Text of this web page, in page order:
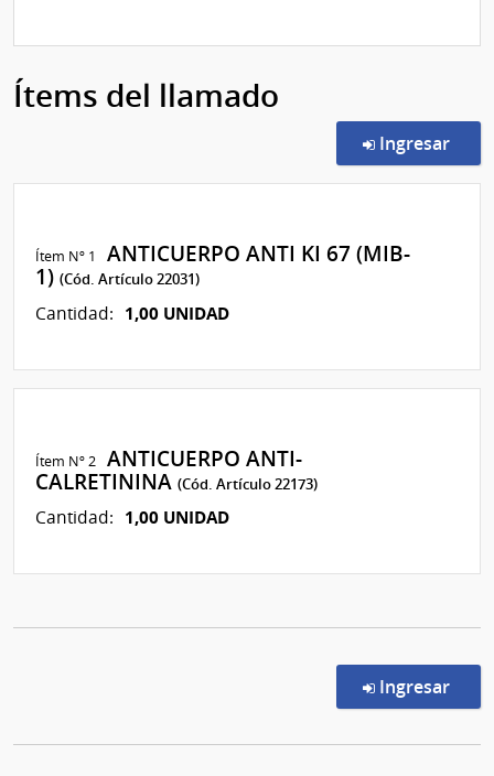
Ítems del llamado
Ingresar
Ítem Nº 1
ANTICUERPO ANTI KI 67 (MIB-
1)(Cód. Artículo 22031)
Cantidad: 1,00 UNIDAD
Ítem Nº 2 ANTICUERPO ANTI-
CALRETININA(Cód. Artículo 22173)
Cantidad: 1,00 UNIDAD
Ingresar